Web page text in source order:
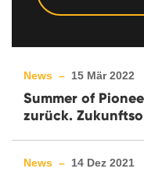
News – 15 Mär 2022
Summer of
zurück.
News – 14 Dez 2021